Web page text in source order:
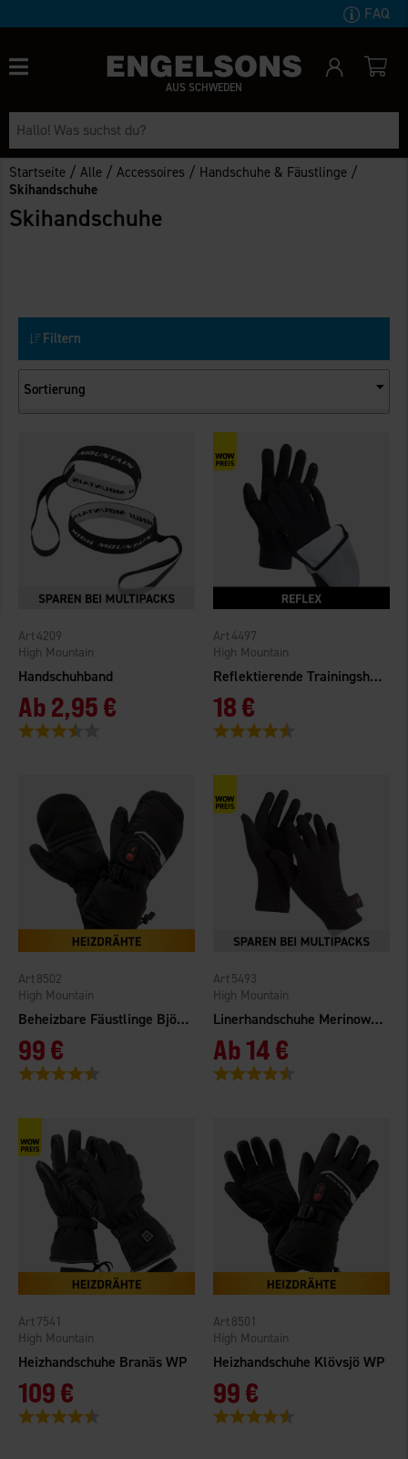
FAQ
AUS SCHWEDEN
Startseite /Alle /Accessoires / Handschuhe & Fäustlinge /
Skihandschuhe
Skihandschuhe
Filtern
Sortierung
Handschuhband
High Mountain
4209
Ab2,95 €
Bewertung:
Reflektierende Trainingshandschuhe
High Mountain
4497
18 €
Bewertung:
Beheizbare Fäustlinge Björnriket WP
High Mountain
8502
99 €
Bewertung:
Linerhandschuhe Merinowolle
High Mountain
5493
Ab14 €
Bewertung:
Heizhandschuhe Branäs WP
High Mountain
7541
109 €
Bewertung:
Heizhandschuhe Klövsjö WP
High Mountain
8501
99 €
Bewertung: